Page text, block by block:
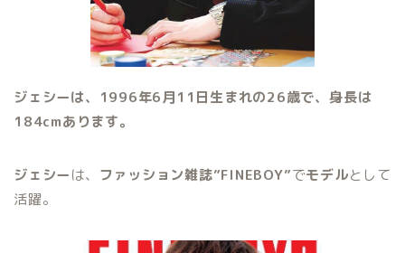
ジェシーは、1996年6月11日生まれの26歳で、身長は
184cmあります。
ジェシーは、 ファッション雑誌”FINEBOY”でモデルとして
活躍。